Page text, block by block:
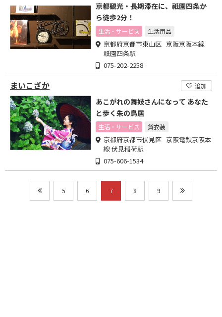
京都観光・長期滞在に、祇園四条か
ら徒歩2分！
生活・サービス 生活用品
京都府京都市東山区 京阪京阪本線
祇園四条駅
075-202-2258
まいこざか 追加
あこがれの舞妓さんになって あなた
と歩く朱の鳥居
生活・サービス 貸衣装
京都府京都市伏見区 京阪電鉄京阪本
線 伏見稲荷駅
075-606-1534
5 6 7 8 9